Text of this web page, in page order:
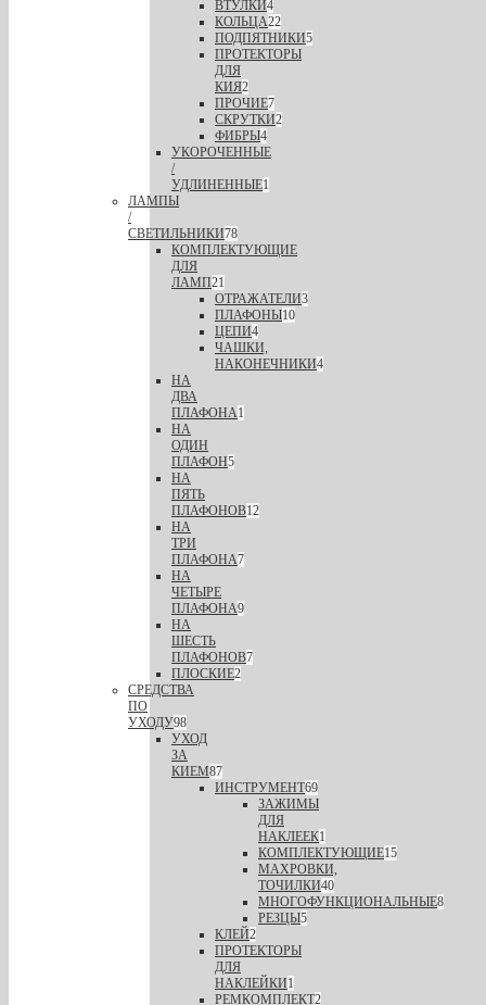
ВТУЛКИ4
КОЛЬЦА22
ПОДПЯТНИКИ5
ПРОТЕКТОРЫ
ДЛЯ
КИЯ2
ПРОЧИЕ7
СКРУТКИ2
ФИБРЫ4
УКОРОЧЕННЫЕ
/
УДЛИНЕННЫЕ1
ЛАМПЫ
/
СВЕТИЛЬНИКИ78
КОМПЛЕКТУЮЩИЕ
ДЛЯ
ЛАМП21
ОТРАЖАТЕЛИ3
ПЛАФОНЫ10
ЦЕПИ4
ЧАШКИ,
НАКОНЕЧНИКИ4
НА
ДВА
ПЛАФОНА1
НА
ОДИН
ПЛАФОН5
НА
ПЯТЬ
ПЛАФОНОВ12
НА
ТРИ
ПЛАФОНА7
НА
ЧЕТЫРЕ
ПЛАФОНА9
НА
ШЕСТЬ
ПЛАФОНОВ7
ПЛОСКИЕ2
СРЕДСТВА
ПО
УХОДУ98
УХОД
ЗА
КИЕМ87
ИНСТРУМЕНТ69
ЗАЖИМЫ
ДЛЯ
НАКЛЕЕК1
КОМПЛЕКТУЮЩИЕ15
МАХРОВКИ,
ТОЧИЛКИ40
МНОГОФУНКЦИОНАЛЬНЫЕ8
РЕЗЦЫ5
КЛЕЙ2
ПРОТЕКТОРЫ
ДЛЯ
НАКЛЕЙКИ1
РЕМКОМПЛЕКТ2